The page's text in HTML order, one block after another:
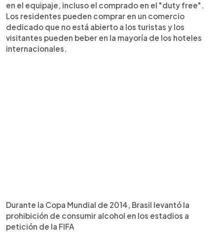
en el equipaje, incluso el comprado en el "duty free".
Los residentes pueden comprar en un comercio
dedicado que no está abierto a los turistas y los
visitantes pueden beber en la mayoría de los hoteles
internacionales.
Durante la Copa Mundial de 2014, Brasil levantó la
prohibición de consumir alcohol en los estadios a
petición de la FIFA